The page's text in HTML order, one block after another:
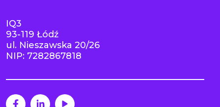
IQ3
93-119 Łódź
ul. Nieszawska 20/26
NIP: 7282867818